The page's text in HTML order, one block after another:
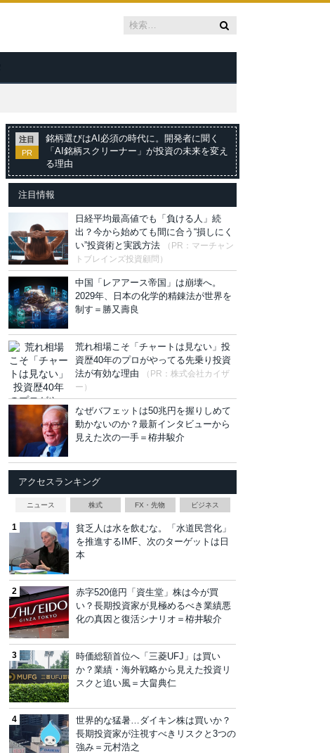
注目
PR
銘柄選びはAI必須の時代に。開発者に聞く
「AI銘柄スクリーナー」が投資の未来を変え
る理由
注目情報
日経平均最高値でも「負ける人」続
出？今から始めても間に合う“損しにく
い”投資術と実践方法
（PR：マーチャン
トブレインズ投資顧問）
中国「レアアース帝国」は崩壊へ。
2029年、日本の化学的精錬法が世界を
制す＝勝又壽良
荒れ相場こそ「チャートは見ない」投
資歴40年のプロがやってる先乗り投資
法が有効な理由
（PR：株式会社カイザ
ー）
なぜバフェットは50兆円を握りしめて
動かないのか？最新インタビューから
見えた次の一手＝栫井駿介
アクセスランキング
ニュース 株式 FX・先物 ビジネス
貧乏人は水を飲むな。「水道民営化」
を推進するIMF、次のターゲットは日
本
赤字520億円「資生堂」株は今が買
い？長期投資家が見極めるべき業績悪
化の真因と復活シナリオ＝栫井駿介
時価総額首位へ「三菱UFJ」は買い
か？業績・海外戦略から見えた投資リ
スクと追い風＝大畠典仁
世界的な猛暑…ダイキン株は買いか？
長期投資家が注視すべきリスクと3つの
強み＝元村浩之